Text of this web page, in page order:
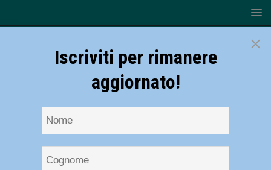
×
Iscriviti per rimanere
aggiornato!